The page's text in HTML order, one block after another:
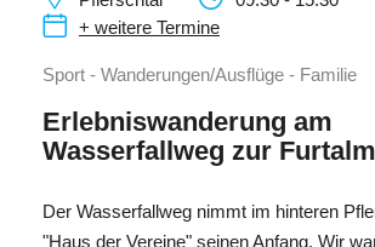
+ weitere Termine
Sport - Wanderungen/Ausflüge - Familie
Erlebniswanderung am
Wasserfallweg zur Furtalm
Der Wasserfallweg nimmt im hinteren
"Haus der Vereine" seinen Anfang. Wir